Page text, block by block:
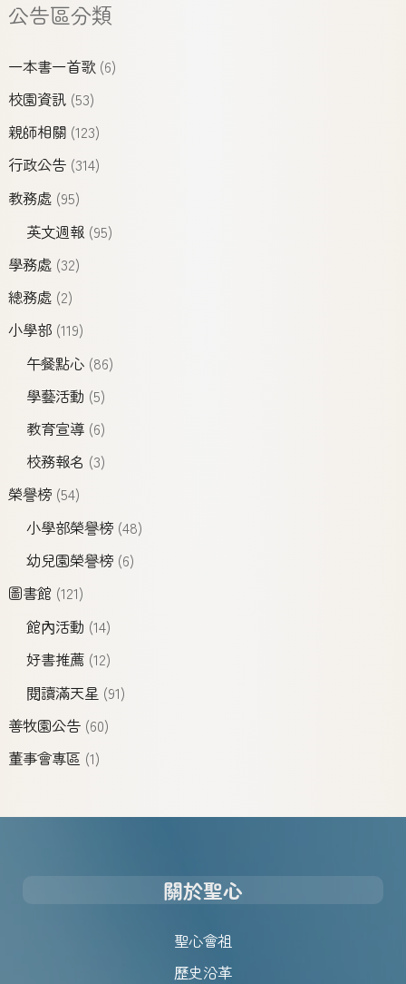
公告區分類
一本書一首歌(6)
校園資訊(53)
親師相關(123)
行政公告(314)
教務處(95)
英文週報 (95)
學務處(32)
總務處(2)
小學部(119)
午餐點心(86)
學藝活動 (5)
教育宣導(6)
校務報名 (3)
榮譽榜(54)
小學部榮譽榜(48)
幼兒園榮譽榜(6)
圖書館(121)
館內活動 (14)
好書推薦(12)
閱讀滿天星 (91)
善牧園公告(60)
董事會專區 (1)
關於聖心
聖心會祖
歷史沿革